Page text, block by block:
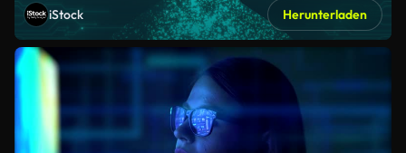
iStock Herunterladen